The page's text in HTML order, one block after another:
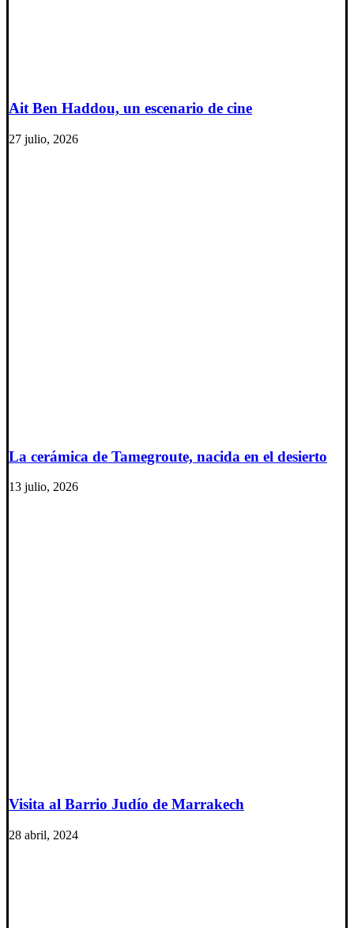
Ait Ben Haddou, un escenario de cine
27 julio, 2026
La cerámica de Tamegroute, nacida en el desierto
13 julio, 2026
Visita al Barrio Judío de Marrakech
28 abril, 2024